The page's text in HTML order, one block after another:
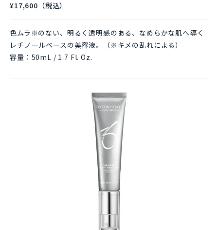
¥17,600（税込）
色ムラ※のない、明るく透明感のある、なめらかな肌へ導く
レチノールベースの美容液。（※キメの乱れによる）
容量：50mL / 1.7 Fl. Oz.